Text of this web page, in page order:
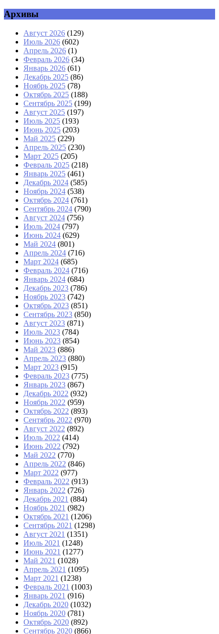
Архивы
Август 2026 (129)
Июль 2026 (602)
Апрель 2026 (1)
Февраль 2026 (34)
Январь 2026 (61)
Декабрь 2025 (86)
Ноябрь 2025 (78)
Октябрь 2025 (188)
Сентябрь 2025 (199)
Август 2025 (197)
Июль 2025 (193)
Июнь 2025 (203)
Май 2025 (229)
Апрель 2025 (230)
Март 2025 (205)
Февраль 2025 (218)
Январь 2025 (461)
Декабрь 2024 (585)
Ноябрь 2024 (538)
Октябрь 2024 (761)
Сентябрь 2024 (790)
Август 2024 (756)
Июль 2024 (797)
Июнь 2024 (629)
Май 2024 (801)
Апрель 2024 (716)
Март 2024 (685)
Февраль 2024 (716)
Январь 2024 (684)
Декабрь 2023 (786)
Ноябрь 2023 (742)
Октябрь 2023 (851)
Сентябрь 2023 (850)
Август 2023 (871)
Июль 2023 (784)
Июнь 2023 (854)
Май 2023 (886)
Апрель 2023 (880)
Март 2023 (915)
Февраль 2023 (775)
Январь 2023 (867)
Декабрь 2022 (932)
Ноябрь 2022 (959)
Октябрь 2022 (893)
Сентябрь 2022 (970)
Август 2022 (892)
Июль 2022 (414)
Июнь 2022 (792)
Май 2022 (770)
Апрель 2022 (846)
Март 2022 (977)
Февраль 2022 (913)
Январь 2022 (726)
Декабрь 2021 (884)
Ноябрь 2021 (982)
Октябрь 2021 (1206)
Сентябрь 2021 (1298)
Август 2021 (1351)
Июль 2021 (1248)
Июнь 2021 (1277)
Май 2021 (1028)
Апрель 2021 (1095)
Март 2021 (1238)
Февраль 2021 (1003)
Январь 2021 (916)
Декабрь 2020 (1032)
Ноябрь 2020 (781)
Октябрь 2020 (892)
Сентябрь 2020 (866)